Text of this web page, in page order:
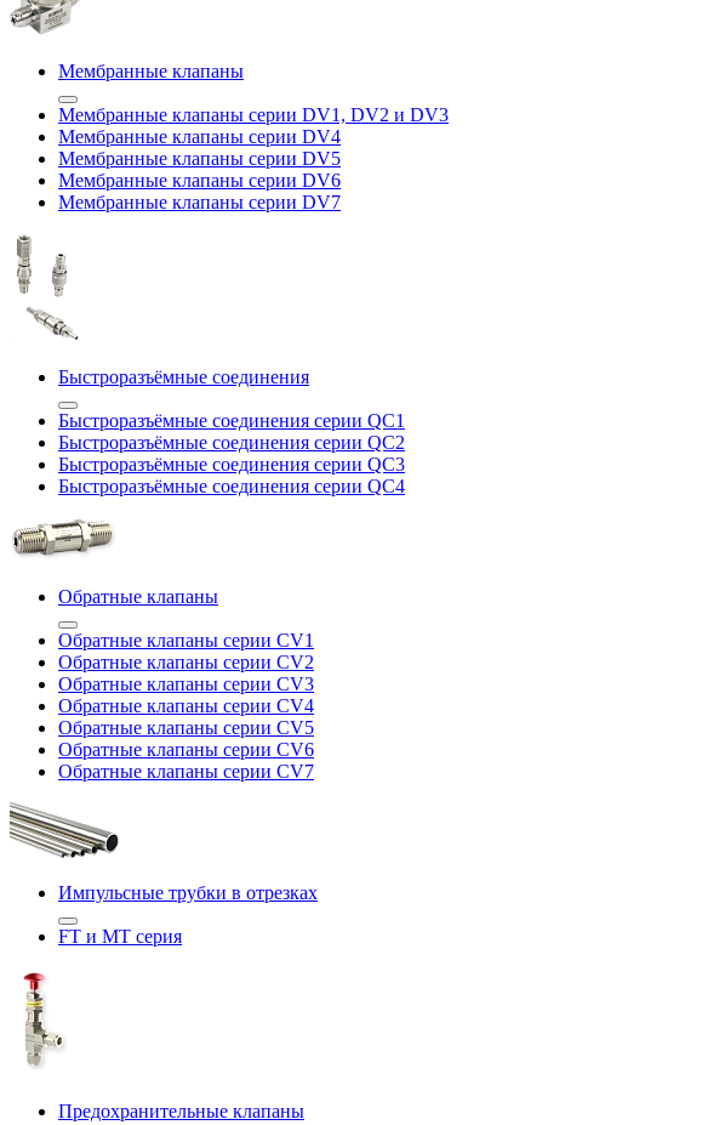
Мембранные клапаны
Мембранные клапаны серии DV1, DV2 и DV3
Мембранные клапаны серии DV4
Мембранные клапаны серии DV5
Мембранные клапаны серии DV6
Мембранные клапаны серии DV7
Быстроразъёмные соединения
Быстроразъёмные соединения серии QC1
Быстроразъёмные соединения серии QC2
Быстроразъёмные соединения серии QC3
Быстроразъёмные соединения серии QC4
Обратные клапаны
Обратные клапаны серии CV1
Обратные клапаны серии CV2
Обратные клапаны серии CV3
Обратные клапаны серии CV4
Обратные клапаны серии CV5
Обратные клапаны серии CV6
Обратные клапаны серии CV7
Импульсные трубки в отрезках
FT и MT серия
Предохранительные клапаны